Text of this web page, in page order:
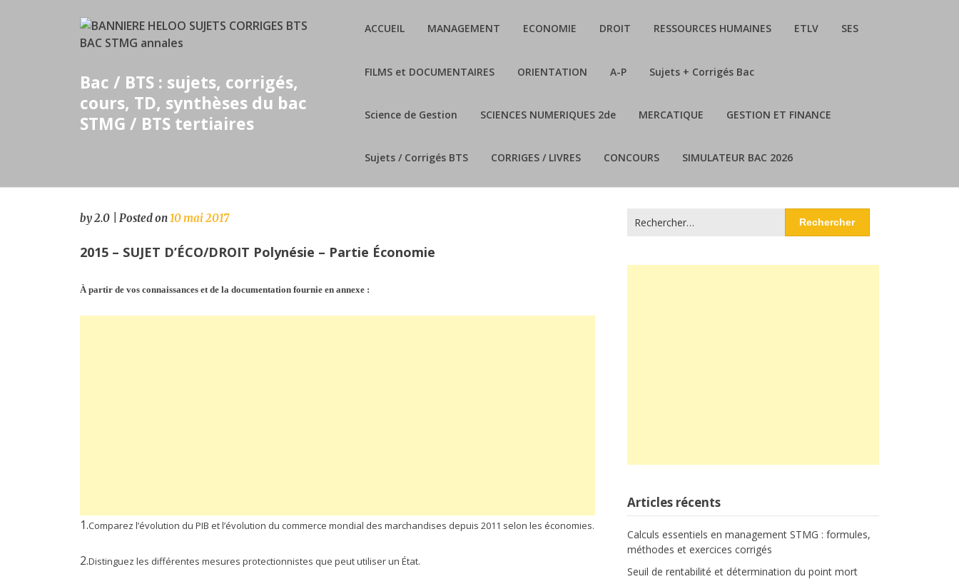
Bac / BTS : sujets, corrigés,
cours, TD, synthèses du bac
STMG / BTS tertiaires
ACCUEIL MANAGEMENT ECONOMIE DROIT RESSOURCES HUMAINES ETLV SES
FILMS et DOCUMENTAIRES ORIENTATION A-P Sujets + Corrigés Bac
Science de Gestion SCIENCES NUMERIQUES 2de MERCATIQUE GESTION ET FINANCE
Sujets / Corrigés BTS CORRIGES / LIVRES CONCOURS SIMULATEUR BAC 2026
by2.0 Posted on 10 mai 2017
2015 – SUJET D’ÉCO/DROIT Polynésie – Partie Économie
À partir de vos connaissances et de la documentation fournie en annexe :
1.Comparez l’évolution du PIB et l’évolution du commerce mondial des marchandises depuis 2011 selon les économies.
2.Distinguez les différentes mesures protectionnistes que peut utiliser un État.
Articles récents
Calculs essentiels en management STMG : formules,
méthodes et exercices corrigés
Seuil de rentabilité et détermination du point mort